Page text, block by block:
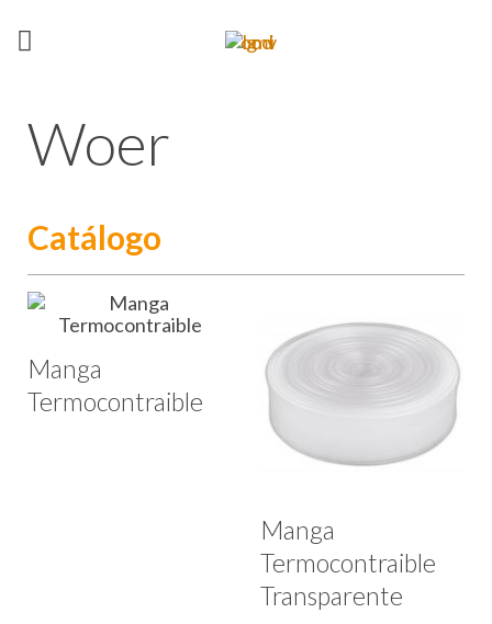
Woer
Catálogo
Manga
Termocontraible
Manga
Termocontraible
Transparente